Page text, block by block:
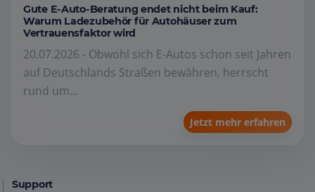
Gute E-Auto-Beratung endet nicht beim Kauf:
Warum Ladezubehör für Autohäuser zum
Vertrauensfaktor wird
20.07.2026 - Obwohl sich E-Autos schon seit Jahren
auf Deutschlands Straßen bewähren, herrscht
rund um...
Jetzt mehr erfahren
Support